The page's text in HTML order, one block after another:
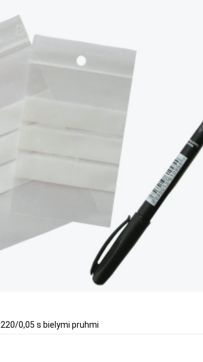
0,05 s bielymi pruhmi